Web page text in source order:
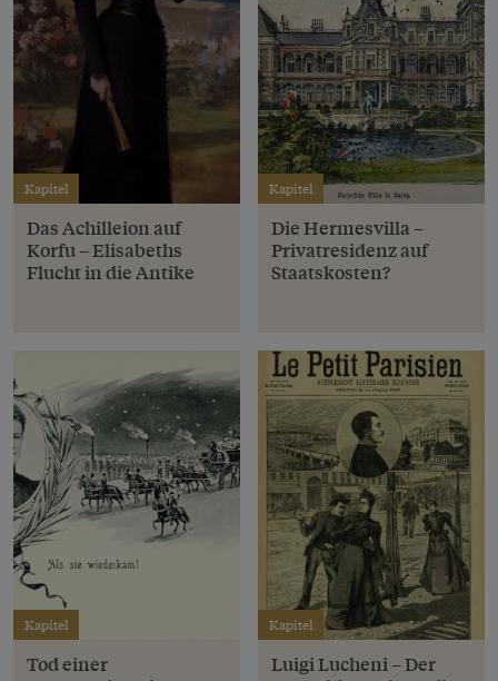
Kapitel
Das Achilleion auf
Korfu – Elisabeths
Flucht in die Antike
Kapitel
Die Hermesvilla –
Privatresidenz auf
Staatskosten?
Kapitel
Tod einer
Kapitel
Luigi Lucheni – Der